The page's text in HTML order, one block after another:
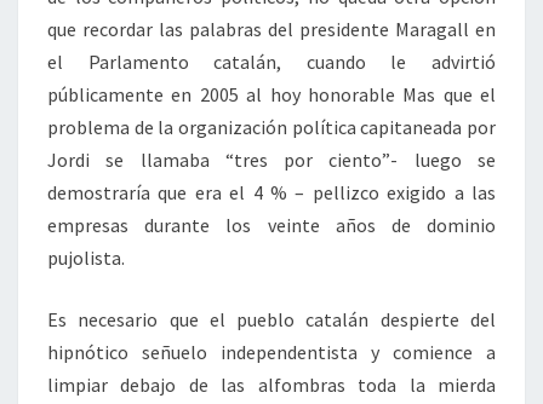
que recordar las palabras del presidente Maragall en
el Parlamento catalán, cuando le advirtió
públicamente en 2005 al hoy honorable Mas que el
problema de la organización política capitaneada por
Jordi se llamaba “tres por ciento”- luego se
demostraría que era el 4 % – pellizco exigido a las
empresas durante los veinte años de dominio
pujolista.
Es necesario que el pueblo catalán despierte del
hipnótico señuelo independentista y comience a
limpiar debajo de las alfombras toda la mierda